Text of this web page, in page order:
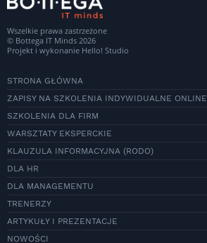
Wszelkie prawa zastrzeżone
© Bottega IT Minds 2026
Projekt i wykonanie Hello! Studio
STRONA GŁÓWNA
ZAPISY NA SZKOLENIA INDYWIDUALNE ONLINE
SZKOLENIA DLA FIRM
WARSZTATY EKSPERCKIE
KLAUZULA INFORMACYJNA (RODO)
DLA HR
DLA MANAGEMENTU
TRENERZY
ARTYKUŁY I PREZENTACJE
NOWOŚCI